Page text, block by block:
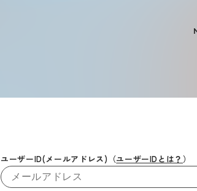
ユーザーID(メールアドレス) （ユーザーIDとは？）